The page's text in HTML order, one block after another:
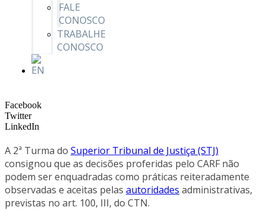
FALE
CONOSCO
TRABALHE
CONOSCO
Facebook
Twitter
LinkedIn
A 2ª Turma do Superior Tribunal de Justiça (STJ)
consignou que as decisões proferidas pelo CARF não
podem ser enquadradas como práticas reiteradamente
observadas e aceitas pelas autoridades administrativas,
previstas no art. 100, III, do CTN.